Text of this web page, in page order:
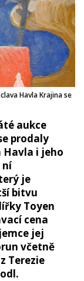
Havla Krajina se
aukce
prodaly
Havla i jeho
ní
je
bitvu
Toyen
cena
jej
včetně
Terezie